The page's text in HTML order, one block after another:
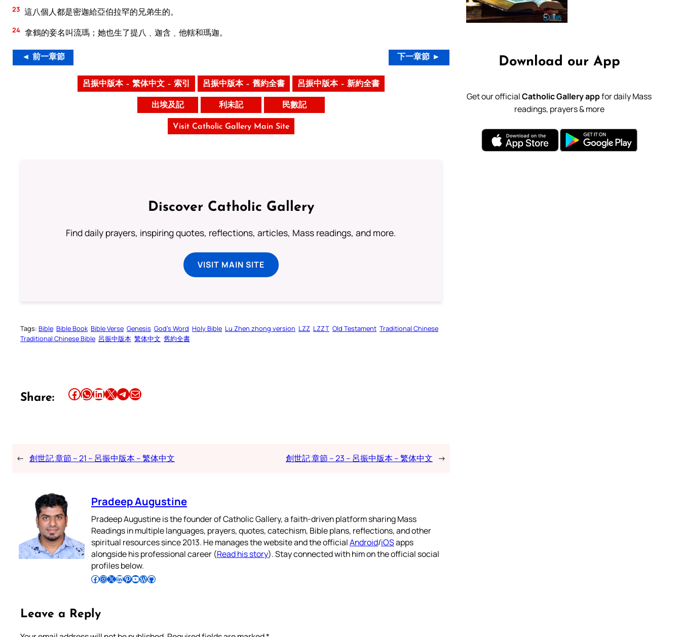
23 這八個人都是密迦給亞伯拉罕的兄弟生的。
24 拿鶴的妾名叫流瑪；她也生了提八﹑迦含﹑他轄和瑪迦。
◄ 前一章節 下一章節 ►
呂振中版本 – 繁体中文 – 索引 呂振中版本 – 舊約全書 呂振中版本 – 新約全書
出埃及記 利未記 民數記
Visit Catholic Gallery Main Site
Discover Catholic Gallery
Find daily prayers, inspiring quotes, reflections, articles, Mass readings, and more.
VISIT MAIN SITE
Tags: Bible Bible Book Bible Verse Genesis God’s Word Holy Bible Lu Zhen zhong version LZZ LZZT Old Testament Traditional Chinese
Traditional Chinese Bible 呂振中版本 繁体中文 舊約全書
Share: Share this article on Facebook Share this article on WhatsApp Share this article on LinkedIn Share this article on X Share this article on TelegramEmail this Article
← 創世記 章節 – 21 – 呂振中版本 – 繁体中文 創世記 章節 – 23 – 呂振中版本 – 繁体中文 →
Pradeep Augustine
Pradeep Augustine is the founder of Catholic Gallery, a faith-driven platform sharing Mass
Readings in multiple languages, prayers, quotes, catechism, Bible plans, reflections, and other
spiritual resources since 2013. He manages the website and the officialAndroid/iOSapps
alongside his professional career (Read his story). Stay connected with him on the official social
profiles below.
Follow Pradeep on Facebook Follow Pradeep on InstagramFollow Pradeep on X Follow Pradeep on LinkedIn Follow Pradeep on Pinterest Subscribe to Pradeep’s Youtube Channel Follow Pradeep on WordPress Follow Pradeep on GitHub
Leave a Reply
Download our App
Get our officialCatholic Gallery appfor daily Mass
readings, prayers & more